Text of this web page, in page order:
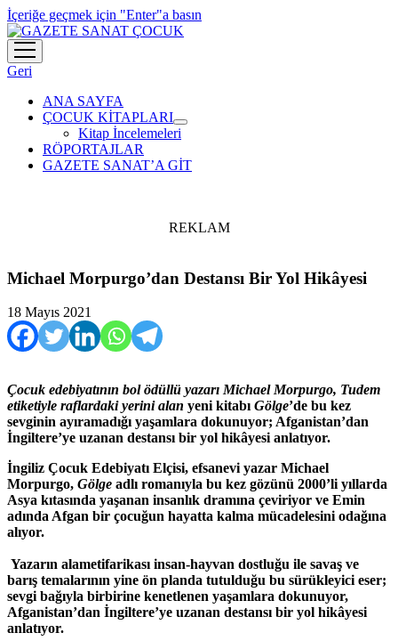
İçeriğe geçmek için "Enter"a basın
menüyü
aç
Geri
ANA SAYFA
ÇOCUK KİTAPLARI
menüyü
aç
Kitap İncelemeleri
RÖPORTAJLAR
GAZETE SANAT’A GİT
REKLAM
Michael Morpurgo’dan Destansı Bir Yol Hikâyesi
18 Mayıs 2021
Çocuk edebiyatının bol ödüllü yazarı Michael Morpurgo, Tudem
etiketiyle raflardaki yerini alan yeni kitabıGölge’de bu kez
sevginin ayıramadığı yaşamlara dokunuyor; Afganistan’dan
İngiltere’ye uzanan destansı bir yol hikâyesi anlatıyor.
İngiliz Çocuk Edebiyatı Elçisi, efsanevi yazar Michael
Morpurgo, Gölge adlı romanıyla bu kez gözünü 2000’li yıllarda
Asya kıtasında yaşanan insanlık dramına çeviriyor ve Emin
adında Afgan bir çocuğun hayatta kalma mücadelesini odağına
alıyor.
Yazarın alametifarikası insan-hayvan dostluğu ile savaş ve
barış temalarının yine ön planda tutulduğu bu sürükleyici eser;
sevgi bağıyla birbirine kenetlenen yaşamlara dokunuyor,
Afganistan’dan İngiltere’ye uzanan destansı bir yol hikâyesi
anlatıyor.